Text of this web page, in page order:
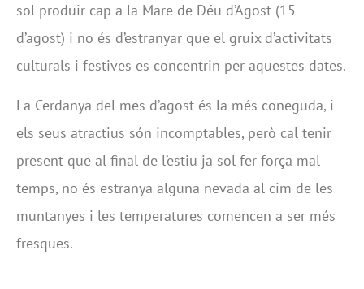
sol produir cap a la Mare de Déu d’Agost (15
d’agost) i no és d’estranyar que el gruix d’activitats
culturals i festives es concentrin per aquestes dates.
La Cerdanya del mes d’agost és la més coneguda, i
els seus atractius són incomptables, però cal tenir
present que al final de l’estiu ja sol fer força mal
temps, no és estranya alguna nevada al cim de les
muntanyes i les temperatures comencen a ser més
fresques.